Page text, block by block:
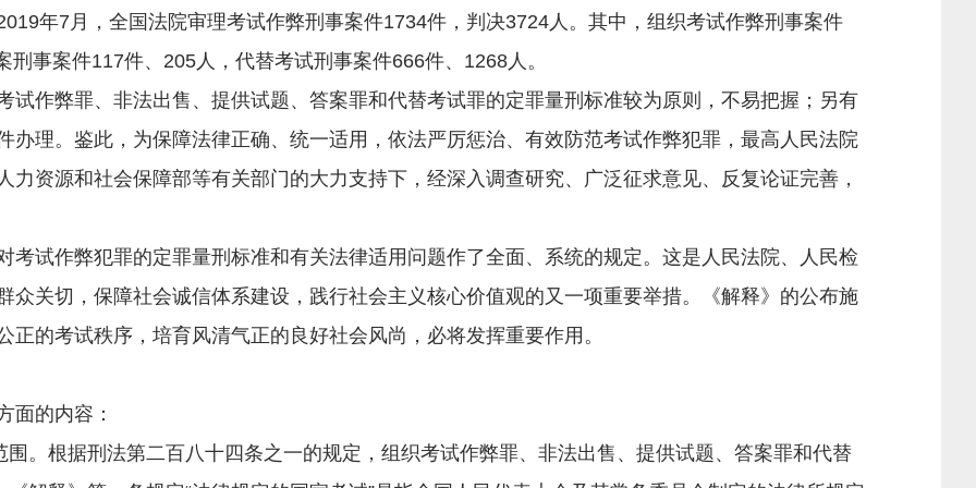
年7月，全国法院审理考试作弊刑事案件1734件，判决3724人。其中，组织考试作弊刑事案件
事案件117件、205人，代替考试刑事案件666件、1268人。
弊罪、非法出售、提供试题、答案罪和代替考试罪的定罪量刑标准较为原则，不易把握；另有
办理。鉴此，为保障法律正确、统一适用，依法严厉惩治、有效防范考试作弊犯罪，最高人民法院
资源和社会保障部等有关部门的大力支持下，经深入调查研究、广泛征求意见、反复论证完善，
作弊犯罪的定罪量刑标准和有关法律适用问题作了全面、系统的规定。这是人民法院、人民检
众关切，保障社会诚信体系建设，践行社会主义核心价值观的又一项重要举措。《解释》的公布施
的考试秩序，培育风清气正的良好社会风尚，必将发挥重要作用。
的内容：
根据刑法第二百八十四条之一的规定，组织考试作弊罪、非法出售、提供试题、答案罪和代替